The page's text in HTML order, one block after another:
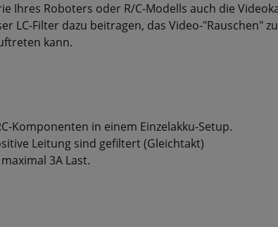
Ihres Roboters oder R/C-Modells auch die
LC-Filter dazu beitragen, das Video-"Rauschen" zu
kann.
Komponenten in einem Einzelakku-Setup.
Leitung sind gefiltert (Gleichtakt)
3A Last.